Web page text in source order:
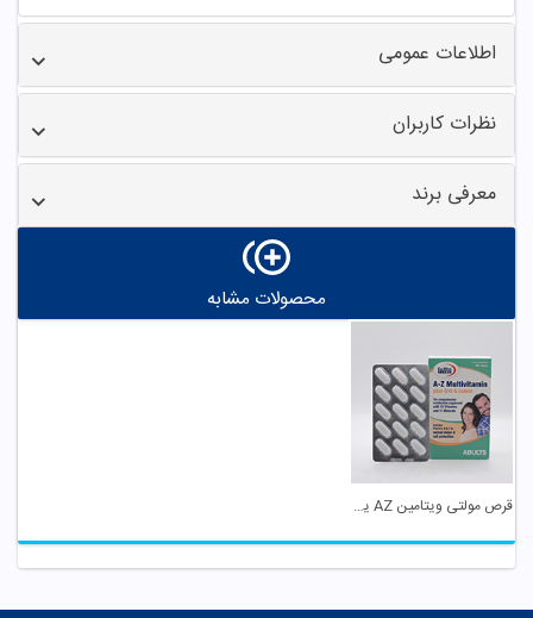
اطلاعات عمومی
نظرات کاربران
معرفی برند
محصولات مشابه
قرص مولتی ویتامین AZ یوروویتال